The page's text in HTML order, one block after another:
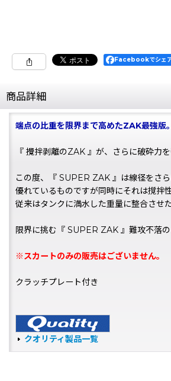
Facebookでシェ
商品詳細
端点の比重を限界まで高めたZAK最強
『 攪拌剥離のZAK 』が、さらに破砕力
この度、『 SUPER ZAK 』は線径をさ
優れているものですが同時にそれは撹拌
従来はタンクに満水した重量に整合させ
限界に挑む『 SUPER ZAK 』難攻不落の
※スカートのみの販売はございません。
クラッチプレート付き
クオリティ製品一覧